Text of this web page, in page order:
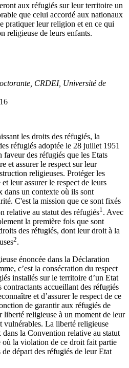
aux réfugiés sur leur territoire un
que celui accordé aux nationaux
pratiquer leur religion et en ce qui
religieuse de leurs enfants.
CRDEI, Université de
les droits des réfugiés, la
réfugiés adoptée le 28 juillet 1951
faveur des réfugiés que les Etats
et assurer le respect sur leur
religieuses. Protéger les
leur assurer le respect de leurs
dans un contexte où ils sont
C'est la mission que ce sont fixés
relative au statut des réfugiés1 . Avec
la première fois que sont
des réfugiés, dont leur droit à la
2.
énoncée dans la Déclaration
c’est la consécration du respect
installés sur le territoire d’un Etat
contractants accueillant des réfugiés
et d’assurer le respect de ce
de garantir aux réfugiés de
religieuse à un moment de leur
vulnérables. La liberté religieuse
la Convention relative au statut
où la violation de ce droit fait partie
départ des réfugiés de leur Etat